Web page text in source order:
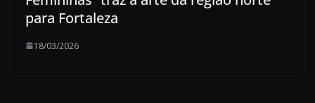
para Fortaleza
18/03/2026